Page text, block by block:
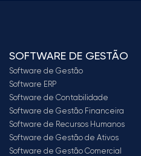
SOFTWARE DE GESTÃO
Software de Gestão
Software ERP
Software de Contabilidade
Software de Gestão Financeira
Software de Recursos Humanos
Software de Gestão de Ativos
Software de Gestão Comercial